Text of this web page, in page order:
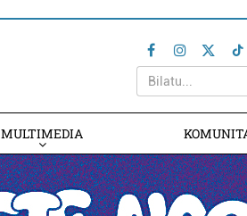
MULTIMEDIA